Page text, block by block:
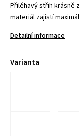
Přiléhavý střih krásně
materiál zajistí
Detailní informace
Varianta